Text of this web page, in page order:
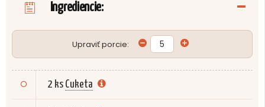
Ingrediencie:
Upraviť porcie:
2 ks Cuketa